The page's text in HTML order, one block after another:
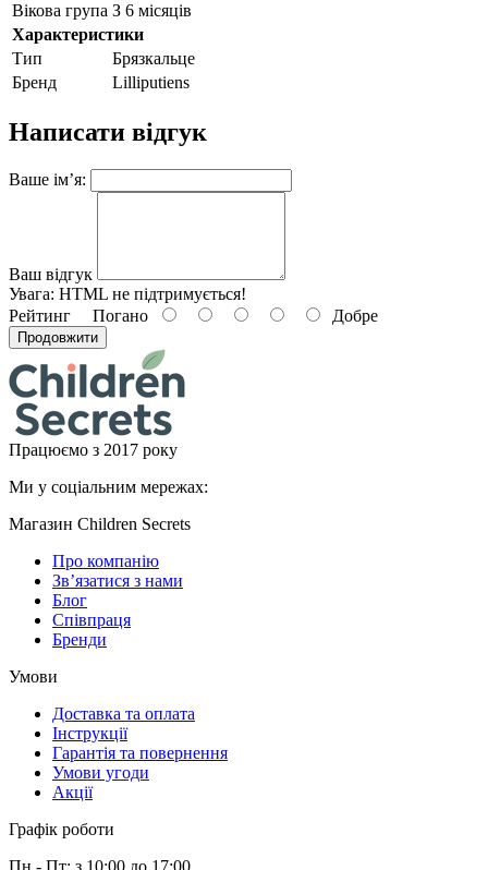
Вікова група З 6 місяців
Характеристики
Тип
Брязкальце
Бренд
Lilliputiens
Написати відгук
Ваше ім’я:
Ваш відгук
Увага: HTML не підтримується!
Рейтинг Погано Добре
Продовжити
Працюємо з 2017 року
Ми у соціальним мережах:
Магазин Children Secrets
Про компанію
Зв’язатися з нами
Блог
Співпраця
Бренди
Умови
Доставка та оплата
Інструкції
Гарантія та повернення
Умови угоди
Акції
Графік роботи